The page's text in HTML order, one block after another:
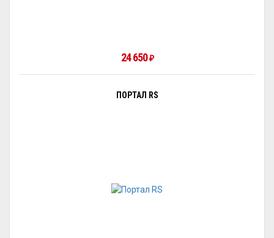
24 650₽
ПОРТАЛ RS